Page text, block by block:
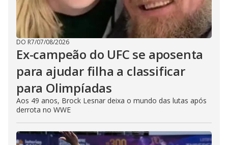
DO R7/07/08/2026
Ex-campeão do UFC se aposenta
para ajudar filha a classificar
para Olimpíadas
Aos 49 anos, Brock Lesnar deixa o mundo das lutas após
derrota no WWE